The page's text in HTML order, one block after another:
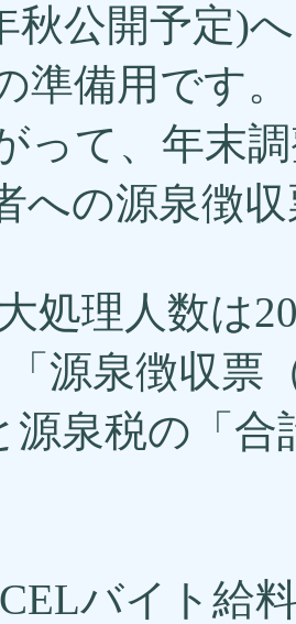
秋公開予定)
備用です。
って、年末
への源泉徴
理人数は
源泉徴収票
源泉税の「
バイト給